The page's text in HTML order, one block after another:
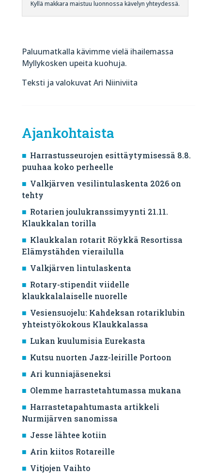
Kyllä makkara maistuu luonnossa kävelyn yhteydessä.
Paluumatkalla kävimme vielä ihailemassa
Myllykosken upeita kuohuja.
Teksti ja valokuvat Ari Niiniviita
Ajankohtaista
Harrastusseurojen esittäytymisessä 8.8.
puuhaa koko perheelle
Valkjärven vesilintulaskenta 2026 on
tehty
Rotarien joulukranssimyynti 21.11.
Klaukkalan torilla
Klaukkalan rotarit Röykkä Resortissa
Elämystähden vierailulla
Valkjärven lintulaskenta
Rotary-stipendit viidelle
klaukkalalaiselle nuorelle
Vesiensuojelu: Kahdeksan rotariklubin
yhteistyökokous Klaukkalassa
Lukan kuulumisia Eurekasta
Kutsu nuorten Jazz-leirille Portoon
Ari kunniajäseneksi
Olemme harrastetahtumassa mukana
Harrastetapahtumasta artikkeli
Nurmijärven sanomissa
Jesse lähtee kotiin
Arin kiitos Rotareille
Vitjojen Vaihto